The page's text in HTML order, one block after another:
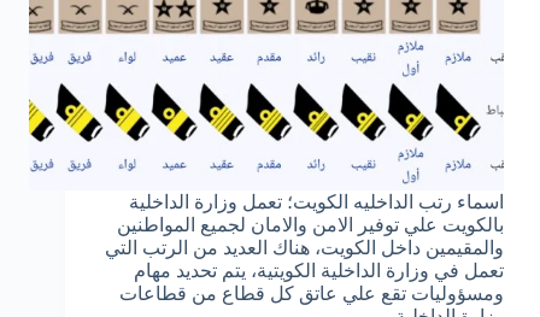
اسماء رتب الداخليه الكويت؛ تعمل وزارة الداخلية
بالكويت علي توفير الامن والامان لجميع المواطنين
والمقيمين داخل الكويت، هناك العديد من الرتب التي
تعمل في وزارة الداخلية الكويتية، يتم تحديد مهام
ومسؤوليات تقع علي عاتق كل قطاع من قطاعات